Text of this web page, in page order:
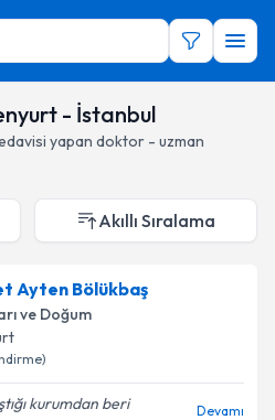
- İstanbul
yapan doktor - uzman
Akıllı Sıralama
Ayten Bölükbaş
ve Doğum
kurumdan beri
Devamı